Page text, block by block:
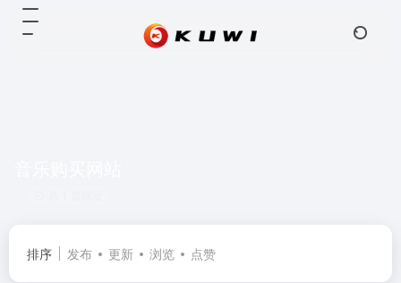
排序 发布 更新 浏览 点赞